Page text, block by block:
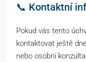
📞 Kontaktní
Pokud vás tento
kontaktovat ještě
nebo osobní